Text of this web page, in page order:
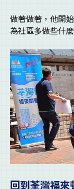
做著做著，他開
為社區多做些什
回到荃灣福